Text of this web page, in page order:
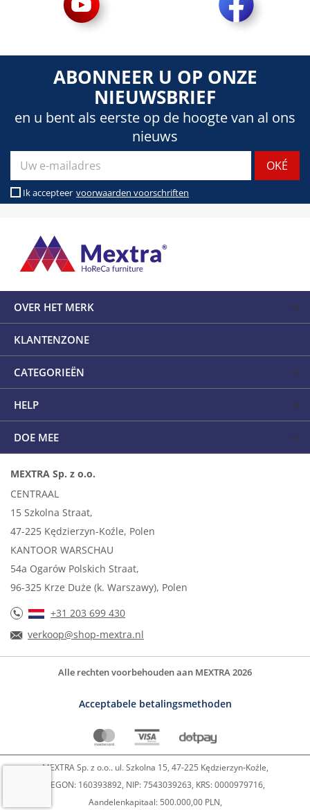
ABONNEER U OP ONZE
NIEUWSBRIEF
en u bent als eerste op de hoogte van al ons
nieuws
Ik accepteer voorwaarden voorschriften
OVER HET MERK
KLANTENZONE
CATEGORIEËN
HELP
DOE MEE
MEXTRA Sp. z o.o.
CENTRAAL
15 Szkolna Straat,
47-225 Kędzierzyn-Koźle, Polen
KANTOOR WARSCHAU
54a Ogarów Polskich Straat,
96-325 Krze Duże (k. Warszawy), Polen
+31 203 699 430
verkoop@shop-mextra.nl
Alle rechten voorbehouden aan MEXTRA 2026
Acceptabele betalingsmethoden
MEXTRA Sp. z o.o.. ul. Szkolna 15, 47-225 Kędzierzyn-Koźle,
REGON: 160393892, NIP: 7543039263, KRS: 0000979716,
Aandelenkapitaal: 500.000,00 PLN,